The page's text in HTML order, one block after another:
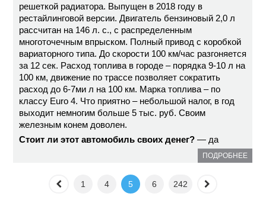
решеткой радиатора. Выпущен в 2018 году в
рестайлинговой версии. Двигатель бензиновый 2,0 л
рассчитан на 146 л. с., с распределенным
многоточечным впрыском. Полный привод с коробкой
вариаторного типа. До скорости 100 км/час разгоняется
за 12 сек. Расход топлива в городе – порядка 9-10 л на
100 км, движение по трассе позволяет сократить
расход до 6-7ми л на 100 км. Марка топлива – по
классу Euro 4. Что приятно – небольшой налог, в год
выходит немногим больше 5 тыс. руб. Своим
железным конем доволен.
Стоит ли этот автомобиль своих денег? — да
ПОДРОБНЕЕ
1 4 5 6 242